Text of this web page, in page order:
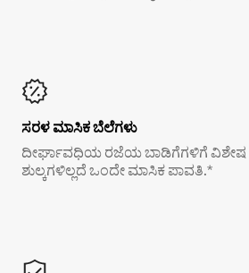
ಸರಳ ಮಾಸಿಕ ಬೆಲೆಗಳು
ದೀರ್ಘಾವಧಿಯ ರಜೆಯ ಬಾಡಿಗೆಗಳಿಗೆ ವಿಶೇಷ
ಶುಲ್ಕಗಳಿಲ್ಲದೆ ಒಂದೇ ಮಾಸಿಕ ಪಾವತಿ.*